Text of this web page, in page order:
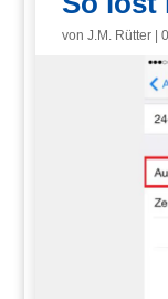
vonJ.M. Rütter |